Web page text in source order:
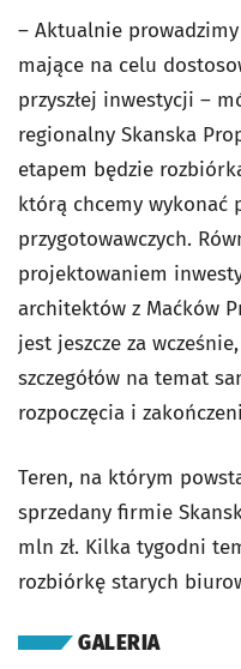
– Aktualnie
mające na celu
przyszłej inwestycji –
regionalny Skanska
etapem będzie
którą chcemy wykonać
przygotowawczych.
projektowaniem
architektów z Maćków
jest jeszcze za
szczegółów na temat
rozpoczęcia i
Teren, na którym
sprzedany firmie
mln zł. Kilka tygodni
rozbiórkę starych
GALERIA